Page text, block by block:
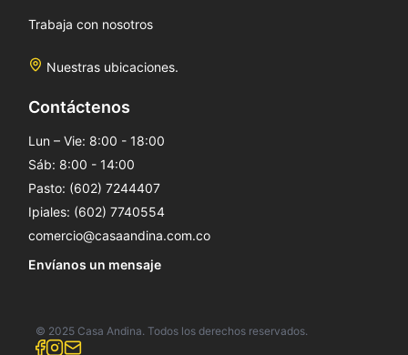
Trabaja con nosotros
Nuestras ubicaciones.
Contáctenos
Lun – Vie: 8:00 - 18:00
Sáb: 8:00 - 14:00
Pasto: (602) 7244407
Ipiales: (602) 7740554
comercio@casaandina.com.co
Envíanos un mensaje
© 2025 Casa Andina. Todos los derechos reservados.